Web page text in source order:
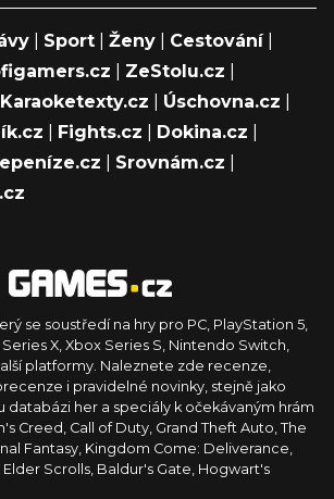
Sport Ženy Cestování|
ZeStolu.cz
Karaoketexty.cz Úschovna.cz
Fights.cz Dokina.cz
Srovnám.cz
se soustředí na hry pro PC, PlayStation 5,
X, Xbox Series S, Nintendo Switch,
platformy. Naleznete zde recenze,
i pravidelné novinky, stejně jako
databázi her a speciály k očekávaným hrám
Creed, Call of Duty, Grand Theft Auto, The
Fantasy, Kingdom Come: Deliverance,
Scrolls, Baldur's Gate, Hogwart's